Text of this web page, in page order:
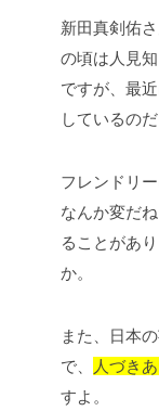
新田真剣佑
の頃は人見
ですが、最
しているのだ
フレンドリ
なんか変だ
ることがあり
か。
また、日本
で、
人づき
すよ。